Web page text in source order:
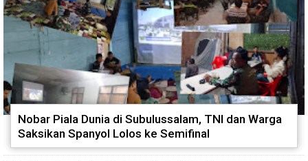
Nobar Piala Dunia di Subulussalam, TNI dan Warga
Saksikan Spanyol Lolos ke Semifinal